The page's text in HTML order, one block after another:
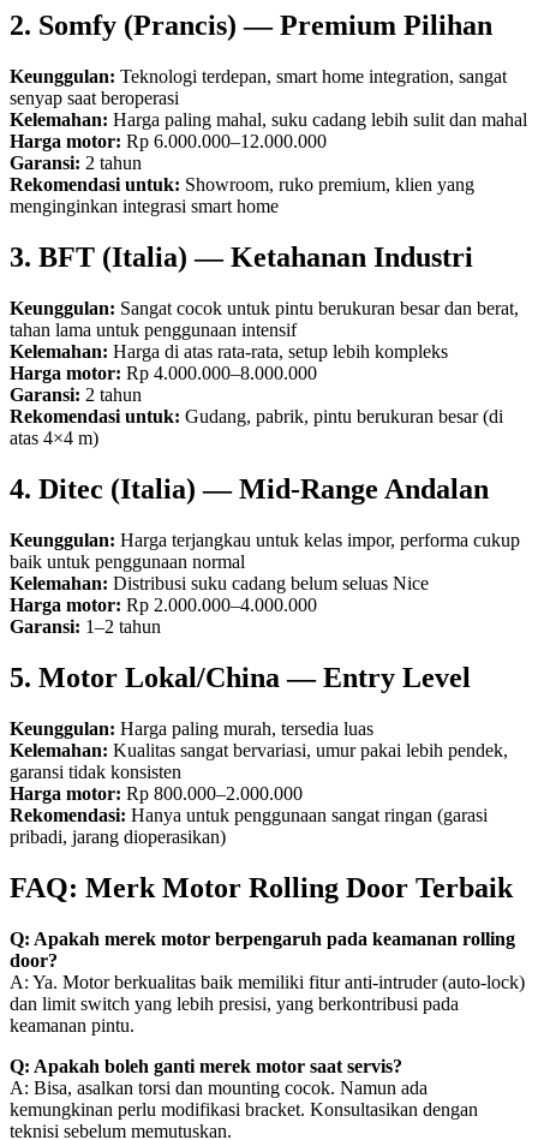
2. Somfy (Prancis) — Premium Pilihan
Keunggulan: Teknologi terdepan, smart home integration, sangat
senyap saat beroperasi
Kelemahan: Harga paling mahal, suku cadang lebih sulit dan mahal
Harga motor: Rp 6.000.000–12.000.000
Garansi: 2 tahun
Rekomendasi untuk: Showroom, ruko premium, klien yang
menginginkan integrasi smart home
3. BFT (Italia) — Ketahanan Industri
Keunggulan: Sangat cocok untuk pintu berukuran besar dan berat,
tahan lama untuk penggunaan intensif
Kelemahan: Harga di atas rata-rata, setup lebih kompleks
Harga motor: Rp 4.000.000–8.000.000
Garansi: 2 tahun
Rekomendasi untuk: Gudang, pabrik, pintu berukuran besar (di
atas 4×4 m)
4. Ditec (Italia) — Mid-Range Andalan
Keunggulan: Harga terjangkau untuk kelas impor, performa cukup
baik untuk penggunaan normal
Kelemahan: Distribusi suku cadang belum seluas Nice
Harga motor: Rp 2.000.000–4.000.000
Garansi: 1–2 tahun
5. Motor Lokal/China — Entry Level
Keunggulan: Harga paling murah, tersedia luas
Kelemahan: Kualitas sangat bervariasi, umur pakai lebih pendek,
garansi tidak konsisten
Harga motor: Rp 800.000–2.000.000
Rekomendasi: Hanya untuk penggunaan sangat ringan (garasi
pribadi, jarang dioperasikan)
FAQ: Merk Motor Rolling Door Terbaik
Q: Apakah merek motor berpengaruh pada keamanan rolling
door?
A: Ya. Motor berkualitas baik memiliki fitur anti-intruder (auto-lock)
dan limit switch yang lebih presisi, yang berkontribusi pada
keamanan pintu.
Q: Apakah boleh ganti merek motor saat servis?
A: Bisa, asalkan torsi dan mounting cocok. Namun ada
kemungkinan perlu modifikasi bracket. Konsultasikan dengan
teknisi sebelum memutuskan.